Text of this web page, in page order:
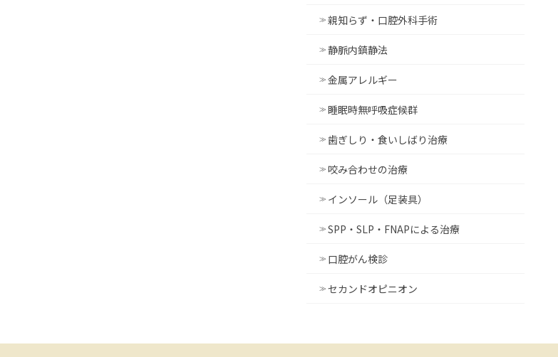
親知らず・口腔外科手術
静脈内鎮静法
金属アレルギー
睡眠時無呼吸症候群
歯ぎしり・食いしばり治療
咬み合わせの治療
インソール（足装具）
SPP・SLP・FNAPによる治療
口腔がん検診
セカンドオピニオン